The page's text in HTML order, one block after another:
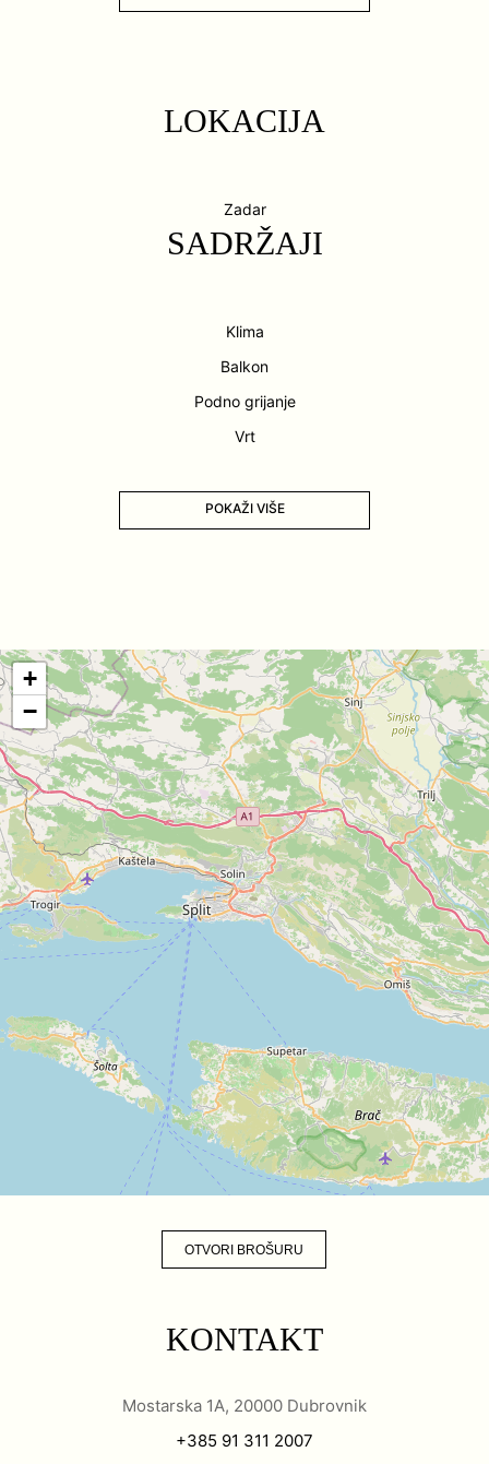
LOKACIJA
Zadar
SADRŽAJI
Klima
Balkon
Podno grijanje
Vrt
POKAŽI VIŠE
+
−
OTVORI BROŠURU
KONTAKT
Mostarska 1A, 20000 Dubrovnik
+385 91 311 2007